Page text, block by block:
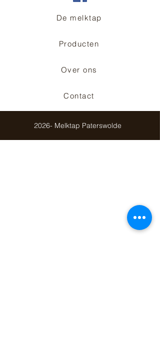
De melktap
Producten
Over ons
Contact
2026- Melktap Paterswolde